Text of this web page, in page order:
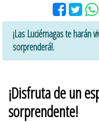
¡Las Luciérnagas te harán
sorprenderá!.
¡Disfruta de un
sorprendente!